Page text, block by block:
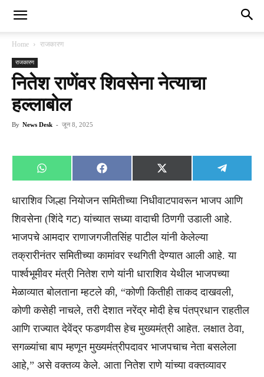
Home राजकारण
राजकारण
नितेश राणेंवर शिवसेना नेत्याचा
हल्लाबोल
By News Desk - जून 8, 2025
Share
on
WhatsApp
Share
on
Facebook
Share
on
X
(Twitter)
Share
on
धाराशिव जिल्हा नियोजन समितीच्या निधीवाटपावरून भाजप आणि
शिवसेना (शिंदे गट) यांच्यात सध्या वादाची ठिणगी उडाली आहे.
भाजपचे आमदार राणाजगजीतसिंह पाटील यांनी केलेल्या
तक्रारीनंतर समितीच्या कामांवर स्थगिती देण्यात आली आहे. या
पार्श्वभूमीवर मंत्री नितेश राणे यांनी धाराशिव येथील भाजपच्या
मेळाव्यात बोलताना म्हटले की, “कोणी कितीही ताकद दाखवली,
कोणी कसेही नाचले, तरी देशात नरेंद्र मोदी हेच पंतप्रधान राहतील
आणि राज्यात देवेंद्र फडणवीस हेच मुख्यमंत्री आहेत. लक्षात ठेवा,
सगळ्यांचा बाप म्हणून मुख्यमंत्रीपदावर भाजपचाच नेता बसलेला
आहे,” असे वक्तव्य केले. आता नितेश राणे यांच्या वक्तव्यावर